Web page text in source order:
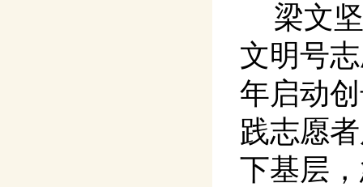
梁文
文明号
年启动
践志愿
下基层